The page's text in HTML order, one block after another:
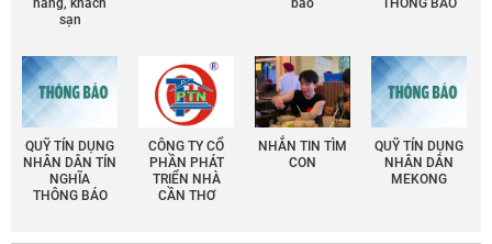
hàng, khách
sạn
báo
THÔNG BÁO
QUỸ TÍN DỤNG
NHÂN DÂN TÍN
NGHĨA
THÔNG BÁO
CÔNG TY CỔ
PHẦN PHÁT
TRIỂN NHÀ
CẦN THƠ
NHẮN TIN TÌM
CON
QUỸ TÍN DỤNG
NHÂN DÂN
MEKONG